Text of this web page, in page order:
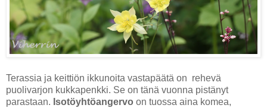
Terassia ja keittiön ikkunoita vastapäätä on rehevä
puolivarjon kukkapenkki. Se on tänä vuonna pistänyt
parastaan. Isotöyhtöangervo on tuossa aina komea,